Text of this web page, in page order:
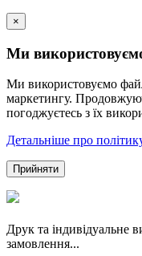
×
Ми
Ми використовуємо
маркетингу.
погоджуєтесь з їх
Детальніше про
Прийняти
Друк та індивідуальне
замовлення...